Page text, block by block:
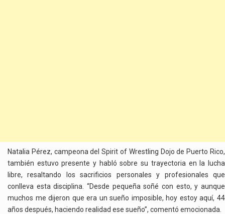
Natalia Pérez, campeona del Spirit of Wrestling Dojo de Puerto Rico,
también estuvo presente y habló sobre su trayectoria en la lucha
libre, resaltando los sacrificios personales y profesionales que
conlleva esta disciplina. “Desde pequeña soñé con esto, y aunque
muchos me dijeron que era un sueño imposible, hoy estoy aquí, 44
años después, haciendo realidad ese sueño”, comentó emocionada.